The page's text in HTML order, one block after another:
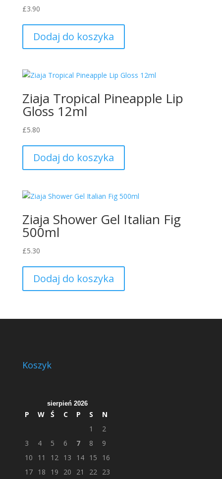
£3.90
Dodaj do koszyka
Ziaja Tropical Pineapple Lip
Gloss 12ml
£5.80
Dodaj do koszyka
Ziaja Shower Gel Italian Fig
500ml
£5.30
Dodaj do koszyka
Koszyk
sierpień 2026
P W Ś C P S
N
1
2
3
4 5 6 7 8
9
10
11 12 13 14 15
16
17 18 19 20 21 22 23